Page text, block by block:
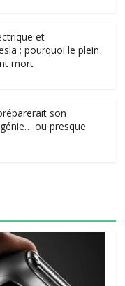
et
: pourquoi le plein
mort
son
ou presque